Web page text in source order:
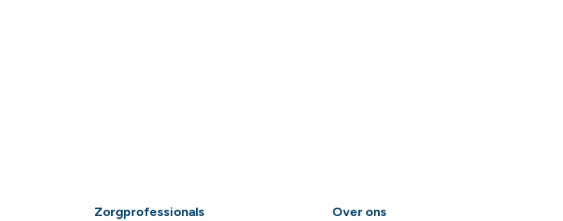
Zorgprofessionals
Over ons